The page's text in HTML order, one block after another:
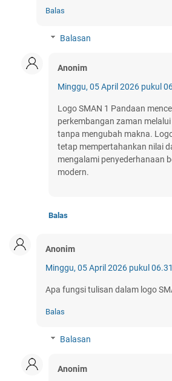
Balas
Balasan
Anonim
Minggu, 05 April 2026 pukul
Logo SMAN 1 Pandaan
perkembangan zaman
tanpa mengubah makna.
tetap mempertahankan nilai
mengalami penyederhanaan
modern.
Balas
Anonim
Minggu, 05 April 2026 pukul
Apa fungsi tulisan dalam logo
Balas
Balasan
Anonim